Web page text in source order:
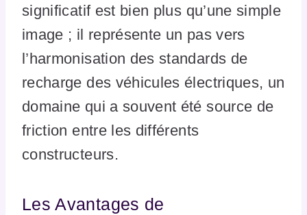
significatif est bien plus qu’une simple
image ; il représente un pas vers
l’harmonisation des standards de
recharge des véhicules électriques, un
domaine qui a souvent été source de
friction entre les différents
constructeurs.
Les Avantages de